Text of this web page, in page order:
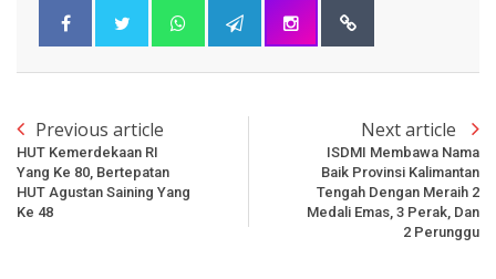
Previous article
HUT Kemerdekaan RI
Yang Ke 80, Bertepatan
HUT Agustan Saining Yang
Ke 48
Next article
ISDMI Membawa Nama
Baik Provinsi Kalimantan
Tengah Dengan Meraih 2
Medali Emas, 3 Perak, Dan
2 Perunggu